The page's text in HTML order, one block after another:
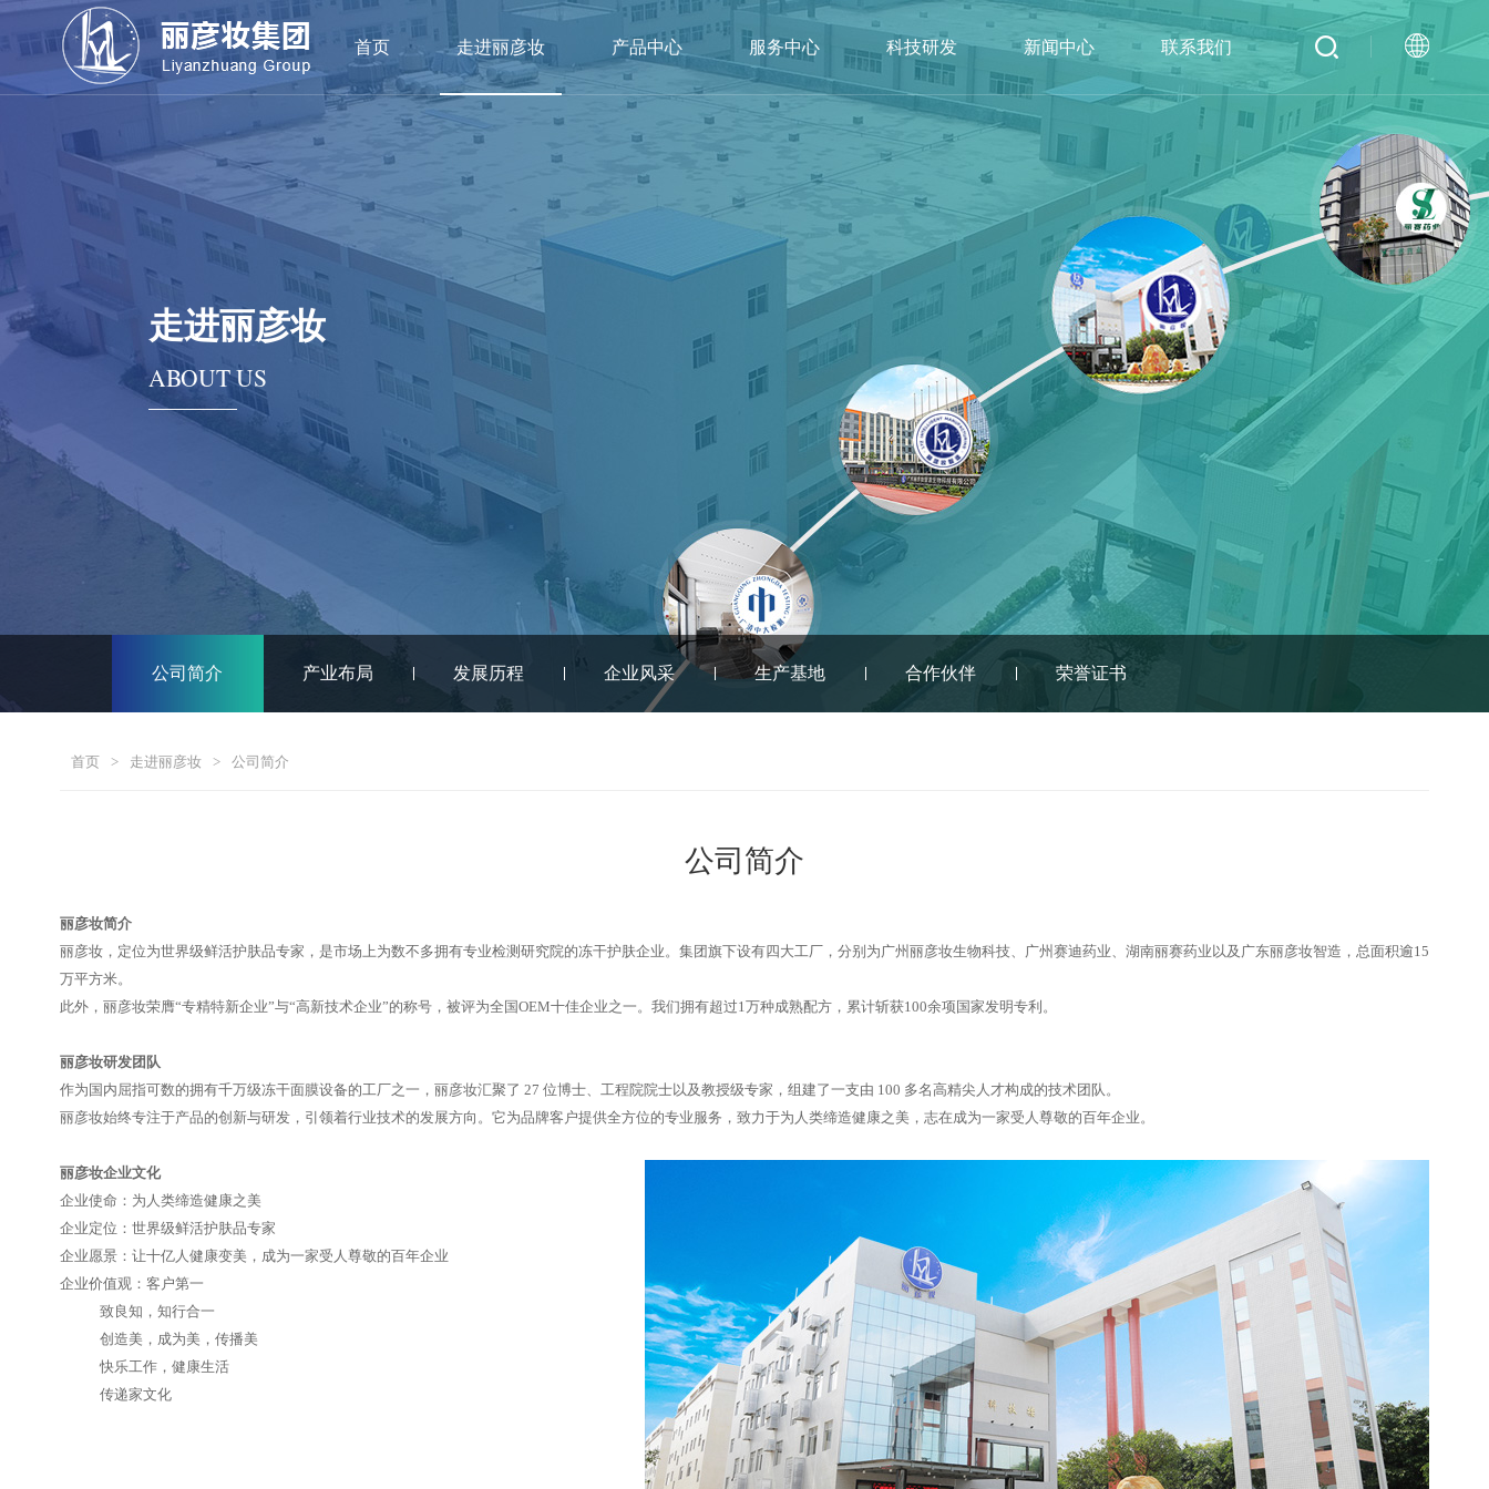
首页 走进丽彦妆 产品中心 服务中心 科技研发 新闻中心 联系我们
走进丽彦妆
ABOUT US
公司简介 产业布局 发展历程 企业风采 生产基地 合作伙伴 荣誉证书
首页 > 走进丽彦妆 > 公司简介
公司简介
丽彦妆简介
丽彦妆，定位为世界级鲜活护肤品专家，是市场上为数不多拥有专业检测研究院的冻干护肤企业。集团旗下设有四大工厂，分别为广州丽彦妆生物科技、广州赛迪药业、湖南丽赛药业以及广东丽彦妆智造，总面积逾15
万平方米。
此外，丽彦妆荣膺“专精特新企业”与“高新技术企业”的称号，被评为全国OEM十佳企业之一。我们拥有超过1万种成熟配方，累计斩获100余项国家发明专利。
丽彦妆研发团队
作为国内屈指可数的拥有千万级冻干面膜设备的工厂之一，丽彦妆汇聚了 27 位博士、工程院院士以及教授级专家，组建了一支由 100 多名高精尖人才构成的技术团队。
丽彦妆始终专注于产品的创新与研发，引领着行业技术的发展方向。它为品牌客户提供全方位的专业服务，致力于为人类缔造健康之美，志在成为一家受人尊敬的百年企业。
丽彦妆企业文化
企业使命：为人类缔造健康之美
企业定位：世界级鲜活护肤品专家
企业愿景：让十亿人健康变美，成为一家受人尊敬的百年企业
企业价值观：客户第一
致良知，知行合一
创造美，成为美，传播美
快乐工作，健康生活
传递家文化